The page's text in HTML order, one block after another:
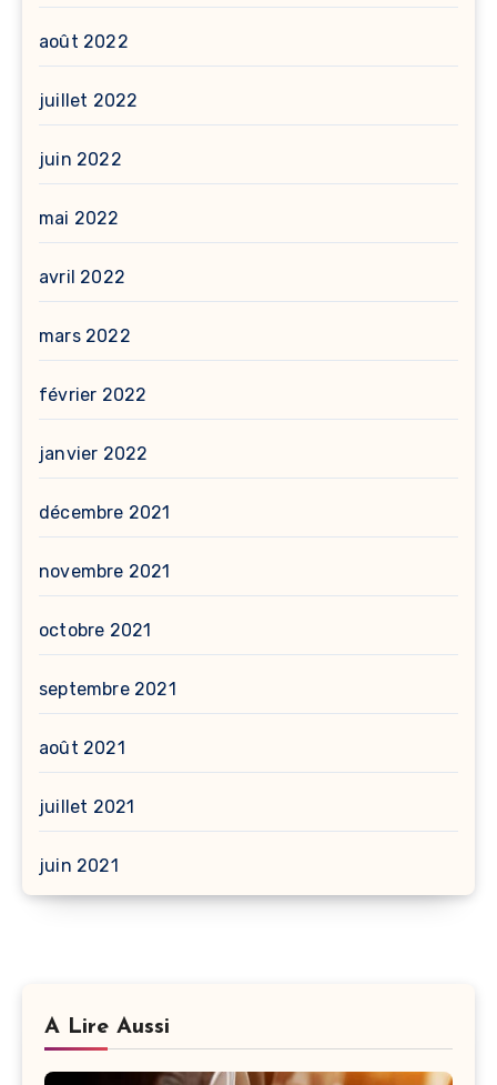
août 2022
juillet 2022
juin 2022
mai 2022
avril 2022
mars 2022
février 2022
janvier 2022
décembre 2021
novembre 2021
octobre 2021
septembre 2021
août 2021
juillet 2021
juin 2021
A Lire Aussi